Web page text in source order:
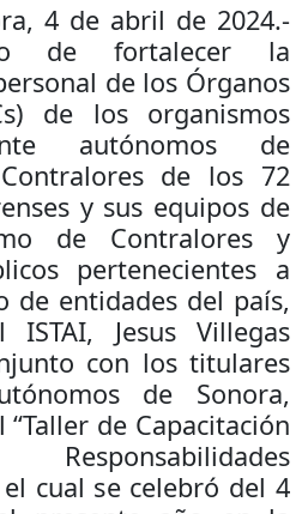
4 de abril de 2024.-
de fortalecer la
de los Órganos
de los organismos
autónomos de
de los 72
y sus equipos de
de Contralores y
pertenecientes a
de entidades del país,
Jesus Villegas
con los titulares
de Sonora,
de Capacitación
cual se celebró del 4